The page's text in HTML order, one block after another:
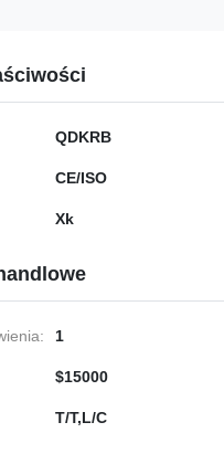
QDKRB
CE/ISO
Xk
1
$15000
T/T,L/C